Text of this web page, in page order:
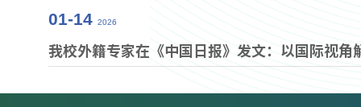
01-14 2026
我校外籍专家在《中国日报》发文：以国际视角解读